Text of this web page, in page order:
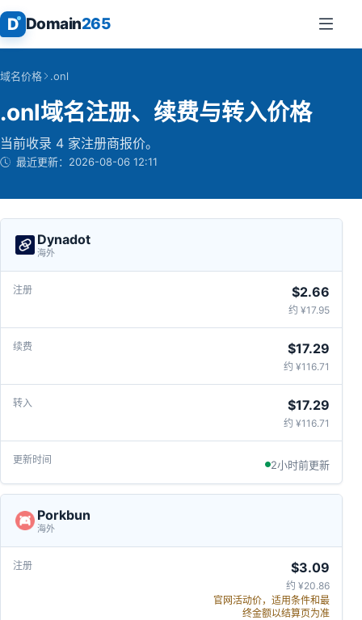
D Domain265
域名价格 .onl
.onl域名注册、续费与转入价格
当前收录 4 家注册商报价。
最近更新： 2026-08-06 12:11
Dynadot
海外
$2.66
约 ¥17.95
$17.29
约 ¥116.71
$17.29
约 ¥116.71
2小时前更新
Porkbun
海外
$3.09
约 ¥20.86
官网活动价，适用条件和最
终金额以结算页为准